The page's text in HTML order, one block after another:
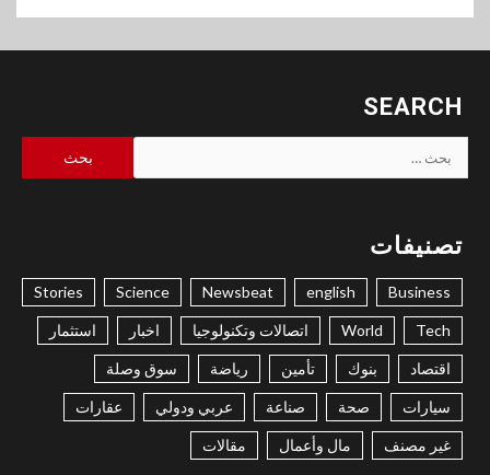
SEARCH
عن:
تصنيفات
Business
english
Newsbeat
Science
Stories
Tech
World اتصالات وتكنولوجيا اخبار استثمار
اقتصاد بنوك تأمين رياضة سوق وصلة
سيارات صحة صناعة عربي ودولي عقارات
غير مصنف مال وأعمال مقالات